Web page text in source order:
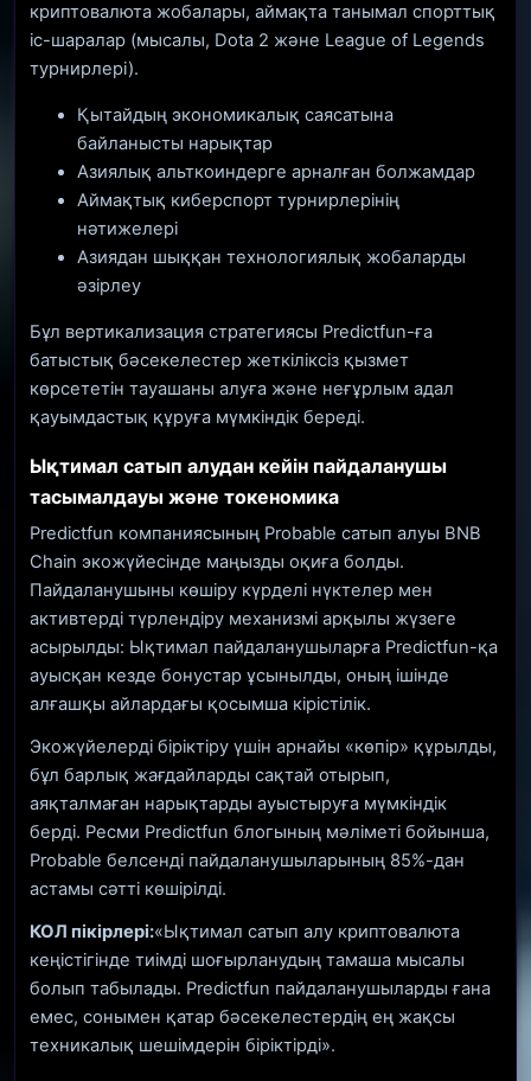
криптовалюта жобалары, аймақта танымал спорттық
іс-шаралар (мысалы, Dota 2 және League of Legends
турнирлері).
Қытайдың экономикалық саясатына
байланысты нарықтар
Азиялық альткоиндерге арналған болжамдар
Аймақтық киберспорт турнирлерінің
нәтижелері
Азиядан шыққан технологиялық жобаларды
әзірлеу
Бұл вертикализация стратегиясы Predictfun-ға
батыстық бәсекелестер жеткіліксіз қызмет
көрсететін тауашаны алуға және неғұрлым адал
қауымдастық құруға мүмкіндік береді.
Ықтимал сатып алудан кейін пайдаланушы
тасымалдауы және токеномика
Predictfun компаниясының Probable сатып алуы BNB
Chain экожүйесінде маңызды оқиға болды.
Пайдаланушыны көшіру күрделі нүктелер мен
активтерді түрлендіру механизмі арқылы жүзеге
асырылды: Ықтимал пайдаланушыларға Predictfun-қа
ауысқан кезде бонустар ұсынылды, оның ішінде
алғашқы айлардағы қосымша кірістілік.
Экожүйелерді біріктіру үшін арнайы «көпір» құрылды,
бұл барлық жағдайларды сақтай отырып,
аяқталмаған нарықтарды ауыстыруға мүмкіндік
берді. Ресми Predictfun блогының мәліметі бойынша,
Probable белсенді пайдаланушыларының 85%-дан
астамы сәтті көшірілді.
КОЛ пікірлері:«Ықтимал сатып алу криптовалюта
кеңістігінде тиімді шоғырланудың тамаша мысалы
болып табылады. Predictfun пайдаланушыларды ғана
емес, сонымен қатар бәсекелестердің ең жақсы
техникалық шешімдерін біріктірді».